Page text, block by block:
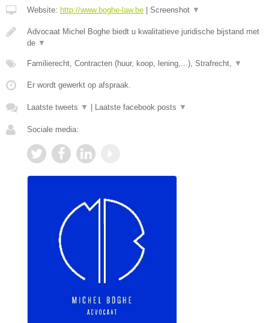
Website: http://www.boghe-law.be | Screenshot ▼
Advocaat Michel Boghe biedt u kwalitatieve juridische bijstand met
de ▼
Familierecht, Contracten (huur, koop, lening,...), Strafrecht, ▼
Er wordt gewerkt op afspraak.
Laatste tweets ▼ | Laatste facebook posts ▼
Sociale media: